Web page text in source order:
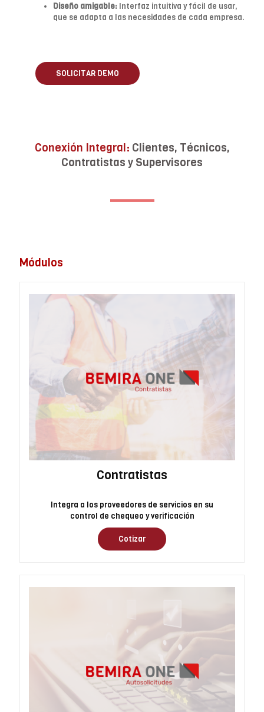
Diseño amigable:Interfaz intuitiva y fácil de usar,
que se adapta a las necesidades de cada empresa.
SOLICITAR DEMO
Conexión Integral: Clientes, Técnicos,
Contratistas y Supervisores
Módulos
Contratistas
Integra a los proveedores de servicios en su
control de chequeo y verificación
Cotizar